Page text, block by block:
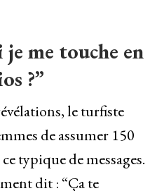
je me touche en
?”
le turfiste
de assumer 150
typique de messages.
dit : “Ça te